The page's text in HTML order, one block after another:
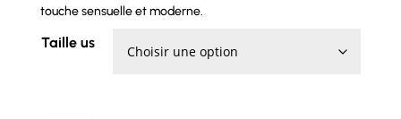
touche sensuelle et moderne.
Taille us